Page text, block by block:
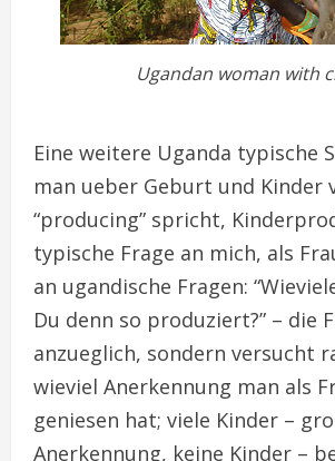
Ugandan woman with
Eine weitere Uganda typische
man ueber Geburt und Kinder
“producing” spricht,
typische Frage an mich, als
an ugandische Fragen:
Du denn so produziert?” – die
anzueglich, sondern versucht
wieviel Anerkennung man als
geniesen hat; viele Kinder –
Anerkennung, keine Kinder –